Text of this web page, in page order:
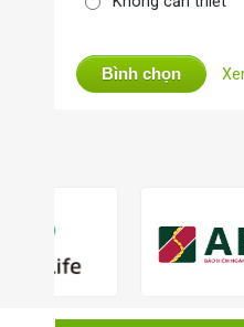
Bình chọn